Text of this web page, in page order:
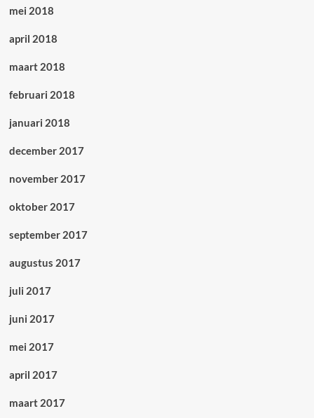
mei 2018
april 2018
maart 2018
februari 2018
januari 2018
december 2017
november 2017
oktober 2017
september 2017
augustus 2017
juli 2017
juni 2017
mei 2017
april 2017
maart 2017